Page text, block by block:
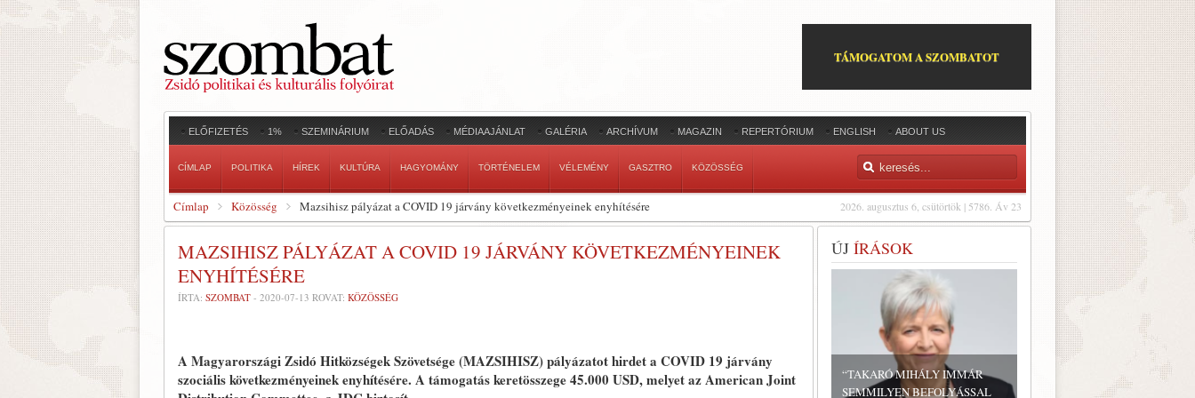
TÁMOGATOM A SZOMBATOT
ELŐFIZETÉS 1% SZEMINÁRIUM ELŐADÁS MÉDIAAJÁNLAT GALÉRIA ARCHÍVUM MAGAZIN REPERTÓRIUM ENGLISH ABOUT US
CÍMLAP POLITIKA HÍREK KULTÚRA HAGYOMÁNY TÖRTÉNELEM VÉLEMÉNY GASZTRO KÖZÖSSÉG
2026. augusztus 6, csütörtök | 5786. Áv 23
Címlap Közösség Mazsihisz pályázat a COVID 19 járvány következményeinek enyhítésére
MAZSIHISZ PÁLYÁZAT A COVID 19 JÁRVÁNY KÖVETKEZMÉNYEINEK
ENYHÍTÉSÉRE
ÍRTA: SZOMBAT - 2020-07-13 ROVAT: KÖZÖSSÉG
A Magyarországi Zsidó Hitközségek Szövetsége (MAZSIHISZ) pályázatot hirdet a COVID 19 járvány
szociális következményeinek enyhítésére. A támogatás keretösszege 45.000 USD, melyet az American Joint
ÚJ ÍRÁSOK
“TAKARÓ MIHÁLY IMMÁR
SEMMILYEN BEFOLYÁSSAL